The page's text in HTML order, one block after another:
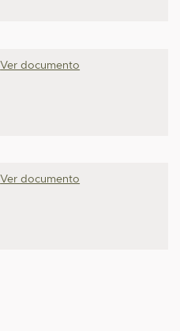
Ver documento
Ver documento